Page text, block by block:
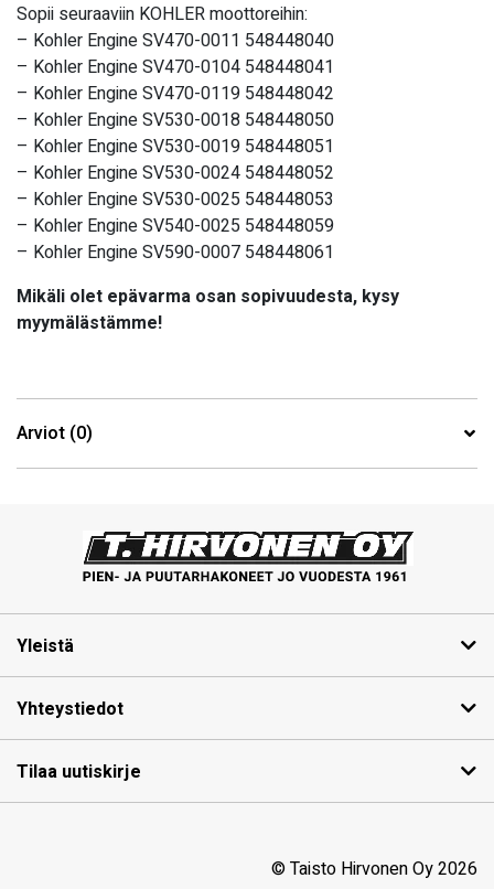
Sopii seuraaviin KOHLER moottoreihin:
– Kohler Engine SV470-0011 548448040
– Kohler Engine SV470-0104 548448041
– Kohler Engine SV470-0119 548448042
– Kohler Engine SV530-0018 548448050
– Kohler Engine SV530-0019 548448051
– Kohler Engine SV530-0024 548448052
– Kohler Engine SV530-0025 548448053
– Kohler Engine SV540-0025 548448059
– Kohler Engine SV590-0007 548448061
Mikäli olet epävarma osan sopivuudesta, kysy
myymälästämme!
Arviot (0)
Yleistä
Yhteystiedot
Tilaa uutiskirje
© Taisto Hirvonen Oy 2026